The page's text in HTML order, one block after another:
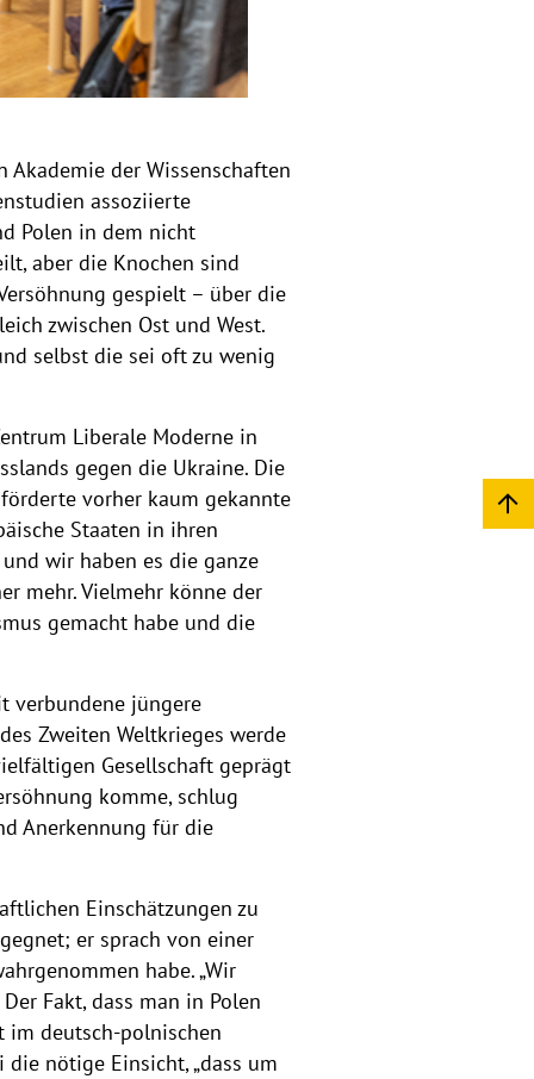
Akademie der Wissenschaften
assoziierte
Polen in dem nicht
aber die Knochen sind
gespielt – über die
zwischen Ost und West.
selbst die sei oft zu wenig
Liberale Moderne in
gegen die Ukraine. Die
vorher kaum gekannte
Staaten in ihren
wir haben es die ganze
mehr. Vielmehr könne der
gemacht habe und die
verbundene jüngere
Zweiten Weltkrieges werde
Gesellschaft geprägt
komme, schlug
Anerkennung für die
Einschätzungen zu
er sprach von einer
habe. „Wir
Fakt, dass man in Polen
im deutsch-polnischen
nötige Einsicht, „dass um